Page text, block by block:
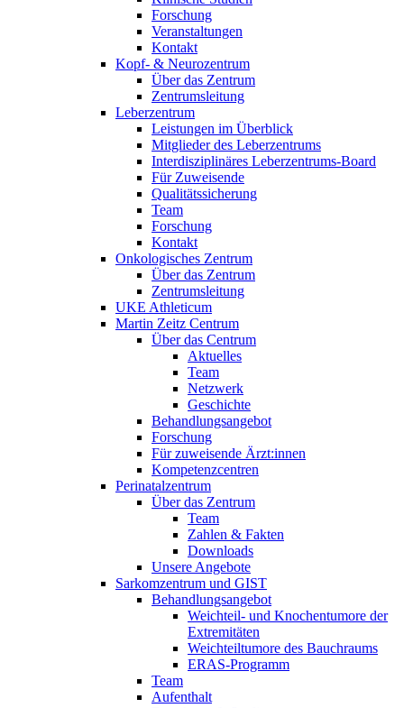
Forschung
Veranstaltungen
Kontakt
Kopf- & Neurozentrum
Über das Zentrum
Zentrumsleitung
Leberzentrum
Leistungen im Überblick
Mitglieder des Leberzentrums
Interdisziplinäres Leberzentrums-Board
Für Zuweisende
Qualitätssicherung
Team
Forschung
Kontakt
Onkologisches Zentrum
Über das Zentrum
Zentrumsleitung
UKE Athleticum
Martin Zeitz Centrum
Über das Centrum
Aktuelles
Team
Netzwerk
Geschichte
Behandlungsangebot
Forschung
Für zuweisende Ärzt:innen
Kompetenzcentren
Perinatalzentrum
Über das Zentrum
Team
Zahlen & Fakten
Downloads
Unsere Angebote
Sarkomzentrum und GIST
Behandlungsangebot
Weichteil- und Knochentumore der
Extremitäten
Weichteiltumore des Bauchraums
ERAS-Programm
Team
Aufenthalt